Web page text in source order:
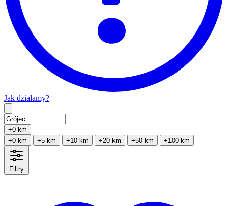
Jak działamy?
+0 km
+0 km
+5 km +10 km +20 km +50 km +100 km
Filtry